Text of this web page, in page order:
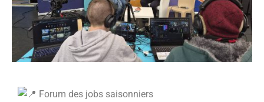
Forum des jobs saisonniers